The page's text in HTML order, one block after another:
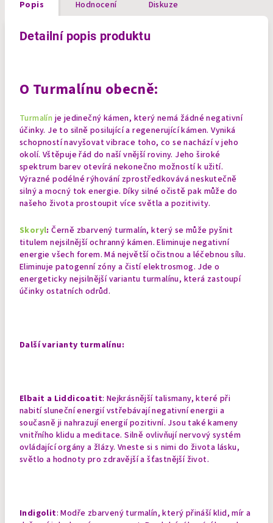
Popis Hodnocení Diskuze
Detailní popis produktu
O Turmalínu obecně:
Turmalín je jedinečný kámen, který nemá žádné negativní
účinky. Je to silně posilující a regenerující kámen. Vyniká
schopností navyšovat vibrace toho, co se nachází v jeho
okolí. Vštěpuje řád do naší vnější roviny. Jeho široké
spektrum barev otevírá nekonečno možností k užití.
Výrazné podélné rýhování zprostředkovává neskutečně
silný a mocný tok energie. Díky silné očistě pak může do
našeho života prostoupit více světla a pozitivity.
Skoryl: Černě zbarvený turmalín, který se může pyšnit
titulem nejsilnější ochranný kámen. Eliminuje negativní
energie všech forem. Má největší očistnou a léčebnou sílu.
Eliminuje patogenní zóny a čistí elektrosmog. Jde o
energeticky nejsilnější variantu turmalínu, která zastoupí
účinky ostatních odrůd.
Další varianty turmalínu:
Elbait a Liddicoatit: Nejkrásnější talismany, které při
nabití sluneční energií vstřebávají negativní energii a
současně ji nahrazují energií pozitivní. Jsou také kameny
vnitřního klidu a meditace. Silně ovlivňují nervový systém
ovládající orgány a žlázy. Vneste si s nimi do života lásku,
světlo a hodnoty pro zdravější a šťastnější život.
Indigolit: Modře zbarvený turmalín, který přináší klid, mír a